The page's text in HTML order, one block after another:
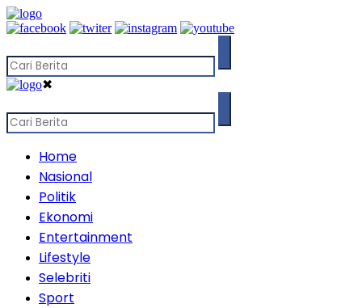
✖
Home
Nasional
Politik
Ekonomi
Entertainment
Lifestyle
Selebriti
Sport